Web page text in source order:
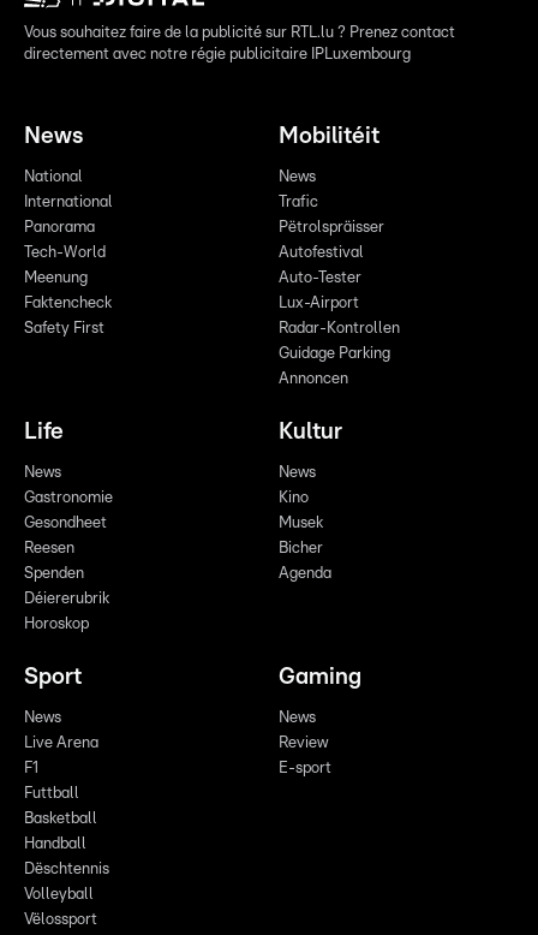
Vous souhaitez faire de la publicité sur RTL.lu ? Prenez contact
directement avec notre régie publicitaire IPLuxembourg
News
National
International
Panorama
Tech-World
Meenung
Faktencheck
Safety First
Mobilitéit
News
Trafic
Pëtrolspräisser
Autofestival
Auto-Tester
Lux-Airport
Radar-Kontrollen
Guidage Parking
Annoncen
Life
News
Gastronomie
Gesondheet
Reesen
Spenden
Déiererubrik
Horoskop
Kultur
News
Kino
Musek
Bicher
Agenda
Sport
News
Live Arena
F1
Futtball
Basketball
Handball
Dëschtennis
Volleyball
Vëlossport
Gaming
News
Review
E-sport